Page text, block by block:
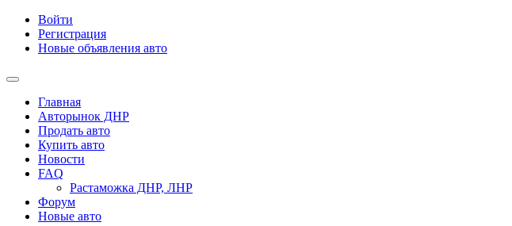
Войти
Регистрация
Новые объявления авто
Главная
Авторынок ДНР
Продать авто
Купить авто
Новости
FAQ
Растаможка ДНР, ЛНР
Форум
Новые авто